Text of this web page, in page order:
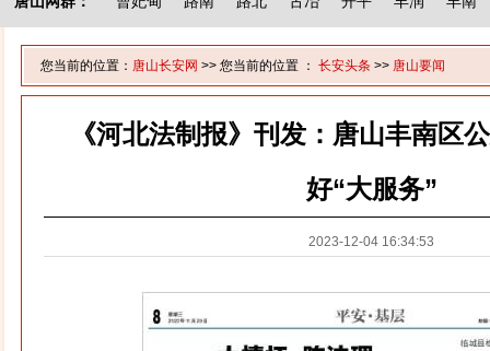
您当前的位置： 唐山长安网 >> 您当前的位置 ： 长安头条 >> 唐山要闻
《河北法制报》刊发：唐山丰南区
好“大服务”
2023-12-04 16:34:53